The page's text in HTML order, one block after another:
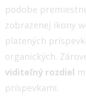
podobe
zobrazenej ikony
platených
organických.
viditeľný rozdiel
príspevkami.